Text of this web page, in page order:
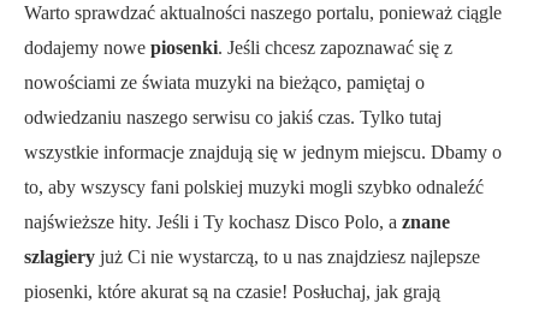
Warto sprawdzać aktualności naszego portalu, ponieważ ciągle
dodajemy nowe piosenki. Jeśli chcesz zapoznawać się z
nowościami ze świata muzyki na bieżąco, pamiętaj o
odwiedzaniu naszego serwisu co jakiś czas. Tylko tutaj
wszystkie informacje znajdują się w jednym miejscu. Dbamy o
to, aby wszyscy fani polskiej muzyki mogli szybko odnaleźć
najświeższe hity. Jeśli i Ty kochasz Disco Polo, a znane
szlagiery już Ci nie wystarczą, to u nas znajdziesz najlepsze
piosenki, które akurat są na czasie! Posłuchaj, jak grają